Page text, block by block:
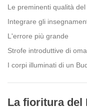
Le preminenti qualità del
Integrare gli
L'errore più grande
Strofe introduttive di
I corpi illuminati di un
La fioritura del